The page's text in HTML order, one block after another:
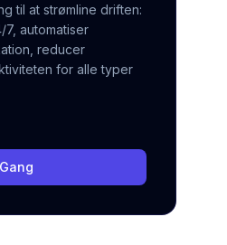
til at strømline driften:
automatiser
reducer
for alle typer